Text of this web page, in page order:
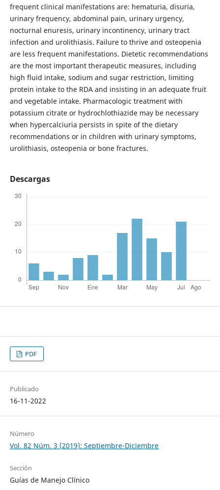
frequent clinical manifestations are: hematuria, disuria,
urinary frequency, abdominal pain, urinary urgency,
nocturnal enuresis, urinary incontinency, urinary tract
infection and urolithiasis. Failure to thrive and osteopenia
are less frequent manifestations. Dietetic recommendations
are the most important therapeutic measures, including
high fluid intake, sodium and sugar restriction, limiting
protein intake to the RDA and insisting in an adequate fruit
and vegetable intake. Pharmacologic treatment with
potassium citrate or hydrochlothiazide may be necessary
when hypercalciuria persists in spite of the dietary
recommendations or in children with urinary symptoms,
urolithiasis, osteopenia or bone fractures.
Descargas
PDF
Publicado
16-11-2022
Número
Vol. 82 Núm. 3 (2019): Septiembre-Diciembre
Sección
Guías de Manejo Clínico